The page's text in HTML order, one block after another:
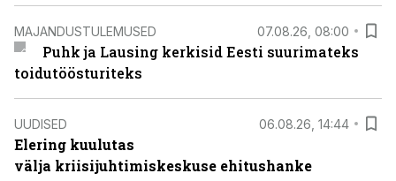
MAJANDUSTULEMUSED 07.08.26, 08:00
Puhk ja Lausing kerkisid Eesti suurimateks
toidutöösturiteks
UUDISED 06.08.26, 14:44
Elering kuulutas
välja kriisijuhtimiskeskuse ehitushanke